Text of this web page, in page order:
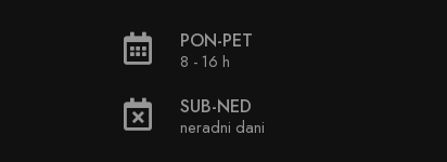
PON-PET
8 - 16 h
SUB-NED
neradni dani